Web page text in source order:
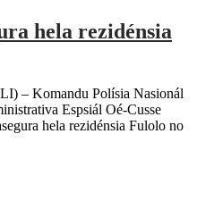
hela rezidénsia
– Komandu Polísia Nasionál
Espsiál Oé-Cusse
hela rezidénsia Fulolo no